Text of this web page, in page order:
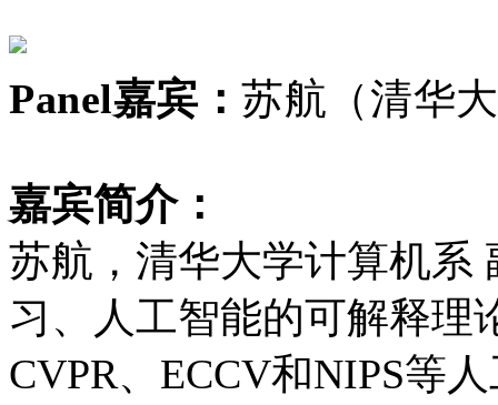
Panel嘉宾：苏航（清华
嘉宾简介：
苏航，清华大学计算机系
习、人工智能的可解释理
CVPR、ECCV和NIPS等